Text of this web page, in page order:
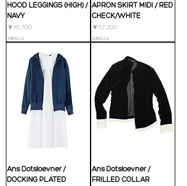
HOOD LEGGINGS (HIGH) /
NAVY
価格
￥18,700
消費税込み
APRON SKIRT MIDI / RED
CHECK/WHITE
価格
￥57,200
消費税込み
Ans Dotsloevner /
DOCKING PLATED
Ans Dotsloevner /
FRILLED COLLAR